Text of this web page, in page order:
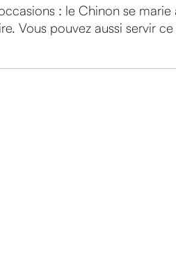
: le Chinon se
Vous pouvez aussi servir